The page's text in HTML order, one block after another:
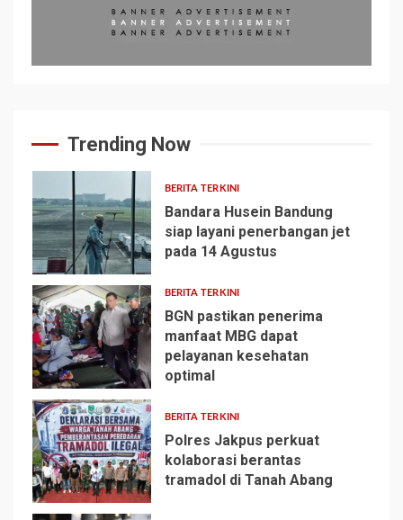
Trending Now
1
BERITA TERKINI
Bandara Husein Bandung
siap layani penerbangan jet
pada 14 Agustus
2
BERITA TERKINI
BGN pastikan penerima
manfaat MBG dapat
pelayanan kesehatan
optimal
3
BERITA TERKINI
Polres Jakpus perkuat
kolaborasi berantas
tramadol di Tanah Abang